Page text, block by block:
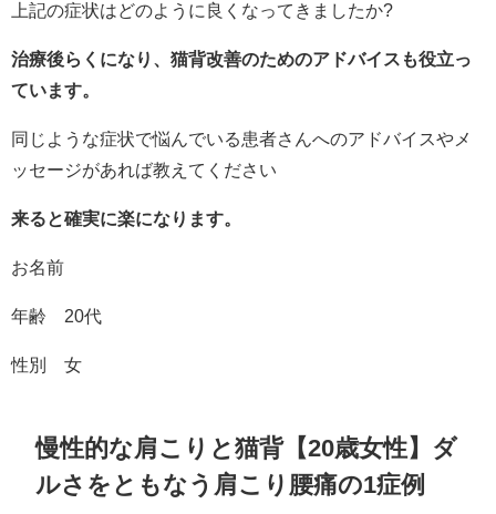
上記の症状はどのように良くなってきましたか?
治療後らくになり、猫背改善のためのアドバイスも役立っ
ています。
同じような症状で悩んでいる患者さんへのアドバイスやメ
ッセージがあれば教えてください
来ると確実に楽になります。
お名前
年齢 20代
性別 女
慢性的な肩こりと猫背【20歳女性】ダ
ルさをともなう肩こり腰痛の1症例